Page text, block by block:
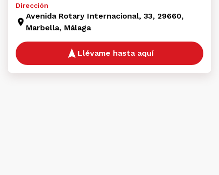
Dirección
Avenida Rotary Internacional, 33, 29660,
Marbella, Málaga
Llévame hasta aquí